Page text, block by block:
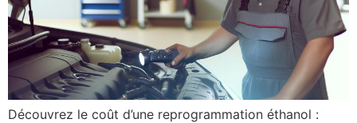
Découvrez le coût d’une reprogrammation éthanol :